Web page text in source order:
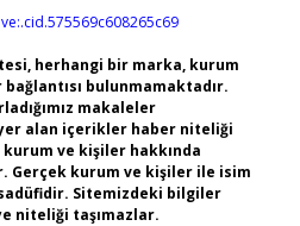
herhangi bir marka, kurum
bulunmamaktadır.
makaleler
alan içerikler haber niteliği
ve kişiler hakkında
Gerçek kurum ve kişiler ile isim
Sitemizdeki bilgiler
niteliği taşımazlar.